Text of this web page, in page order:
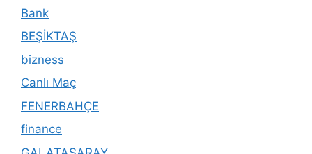
Bank
BEŞİKTAŞ
bizness
Canlı Maç
FENERBAHÇE
finance